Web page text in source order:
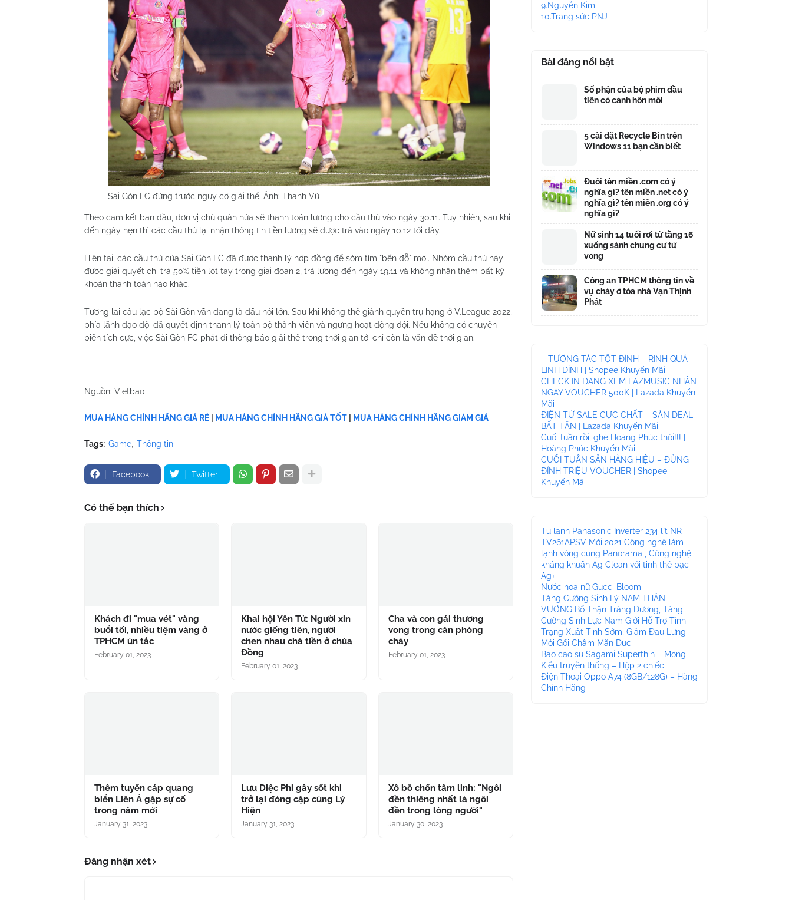
Sài Gòn FC đứng trước nguy cơ giải thể. Ảnh: Thanh Vũ
Theo cam kết ban đầu, đơn vị chủ quản hứa sẽ thanh toán lương cho cầu thủ vào ngày 30.11. Tuy nhiên, sau khi
đến ngày hẹn thì các cầu thủ lại nhận thông tin tiền lương sẽ được trả vào ngày 10.12 tới đây.
Hiện tại, các cầu thủ của Sài Gòn FC đã được thanh lý hợp đồng để sớm tìm "bến đỗ" mới. Nhóm cầu thủ này
được giải quyết chi trả 50% tiền lót tay trong giai đoạn 2, trả lương đến ngày 19.11 và không nhận thêm bất kỳ
khoản thanh toán nào khác.
Tương lai câu lạc bộ Sài Gòn vẫn đang là dấu hỏi lớn. Sau khi không thể giành quyền trụ hạng ở V.League 2022,
phía lãnh đạo đội đã quyết định thanh lý toàn bộ thành viên và ngưng hoạt động đội. Nếu không có chuyển
biến tích cực, việc Sài Gòn FC phát đi thông báo giải thể trong thời gian tới chỉ còn là vấn đề thời gian.
Nguồn: Vietbao
MUA HÀNG CHÍNH HÃNG GIÁ RẺ | MUA HÀNG CHÍNH HÃNG GIÁ TỐT | MUA HÀNG CHÍNH HÃNG GIẢM GIÁ
Tags: Game Thông tin
Facebook Twitter
Có thể bạn thích
Khách đi "mua vét" vàng
buổi tối, nhiều tiệm vàng ở
TPHCM ùn tắc
February 01, 2023
Khai hội Yên Tử: Người xin
nước giếng tiên, người
chen nhau chà tiền ở chùa
Đồng
February 01, 2023
Cha và con gái thương
vong trong căn phòng
cháy
February 01, 2023
Thêm tuyến cáp quang
biển Liên Á gặp sự cố
trong năm mới
January 31, 2023
Lưu Diệc Phi gây sốt khi
trở lại đóng cặp cùng Lý
Hiện
January 31, 2023
Xô bồ chốn tâm linh: "Ngôi
đền thiêng nhất là ngôi
đền trong lòng người"
January 30, 2023
Đăng nhận xét
9.Nguyễn Kim
10.Trang sức PNJ
Bài đăng nổi bật
Số phận của bộ phim đầu
tiên có cảnh hôn môi
5 cài đặt Recycle Bin trên
Windows 11 bạn cần biết
Đuôi tên miền .com có ý
nghĩa gì? tên miền .net có ý
nghĩa gì? tên miền .org có ý
nghĩa gì?
Nữ sinh 14 tuổi rơi từ tầng 16
xuống sảnh chung cư tử
vong
Công an TPHCM thông tin về
vụ cháy ở tòa nhà Vạn Thịnh
Phát
– TƯƠNG TÁC TỘT ĐỈNH – RINH QUÀ
LINH ĐÌNH | Shopee Khuyến Mãi
CHECK IN ĐANG XEM LAZMUSIC NHẬN
NGAY VOUCHER 500K | Lazada Khuyến
Mãi
ĐIỆN TỬ SALE CỰC CHẤT – SĂN DEAL
BẤT TẬN | Lazada Khuyến Mãi
Cuối tuần rồi, ghé Hoàng Phúc thôi!!! |
Hoàng Phúc Khuyến Mãi
CUỐI TUẦN SĂN HÀNG HIỆU – ĐỦNG
ĐỈNH TRIỆU VOUCHER | Shopee
Khuyến Mãi
Tủ lạnh Panasonic Inverter 234 lít NR-
TV261APSV Mới 2021 Công nghệ làm
lạnh vòng cung Panorama , Công nghệ
kháng khuẩn Ag Clean với tinh thể bạc
Ag+
Nước hoa nữ Gucci Bloom
Tăng Cường Sinh Lý NAM THẬN
VƯƠNG Bổ Thận Tráng Dương, Tăng
Cường Sinh Lực Nam Giới Hỗ Trợ Tình
Trạng Xuất Tinh Sớm, Giảm Đau Lưng
Mỏi Gối Chậm Mãn Dục
Bao cao su Sagami Superthin – Mỏng –
Kiểu truyền thống – Hộp 2 chiếc
Điện Thoại Oppo A74 (8GB/128G) – Hàng
Chính Hãng